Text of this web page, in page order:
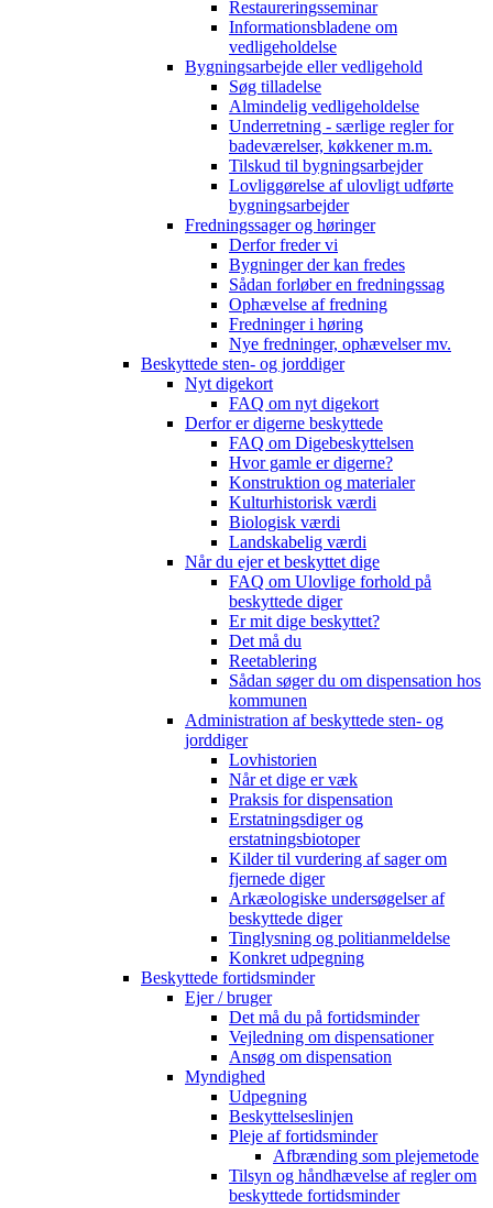
Restaureringsseminar
Informationsbladene om
vedligeholdelse
Bygningsarbejde eller vedligehold
Søg tilladelse
Almindelig vedligeholdelse
Underretning - særlige regler for
badeværelser, køkkener m.m.
Tilskud til bygningsarbejder
Lovliggørelse af ulovligt udførte
bygningsarbejder
Fredningssager og høringer
Derfor freder vi
Bygninger der kan fredes
Sådan forløber en fredningssag
Ophævelse af fredning
Fredninger i høring
Nye fredninger, ophævelser mv.
Beskyttede sten- og jorddiger
Nyt digekort
FAQ om nyt digekort
Derfor er digerne beskyttede
FAQ om Digebeskyttelsen
Hvor gamle er digerne?
Konstruktion og materialer
Kulturhistorisk værdi
Biologisk værdi
Landskabelig værdi
Når du ejer et beskyttet dige
FAQ om Ulovlige forhold på
beskyttede diger
Er mit dige beskyttet?
Det må du
Reetablering
Sådan søger du om dispensation hos
kommunen
Administration af beskyttede sten- og
jorddiger
Lovhistorien
Når et dige er væk
Praksis for dispensation
Erstatningsdiger og
erstatningsbiotoper
Kilder til vurdering af sager om
fjernede diger
Arkæologiske undersøgelser af
beskyttede diger
Tinglysning og politianmeldelse
Konkret udpegning
Beskyttede fortidsminder
Ejer / bruger
Det må du på fortidsminder
Vejledning om dispensationer
Ansøg om dispensation
Myndighed
Udpegning
Beskyttelseslinjen
Pleje af fortidsminder
Afbrænding som plejemetode
Tilsyn og håndhævelse af regler om
beskyttede fortidsminder